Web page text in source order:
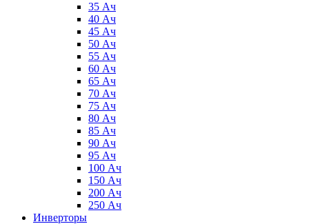
35 Ач
40 Ач
45 Ач
50 Ач
55 Ач
60 Ач
65 Ач
70 Ач
75 Ач
80 Ач
85 Ач
90 Ач
95 Ач
100 Ач
150 Ач
200 Ач
250 Ач
Инверторы